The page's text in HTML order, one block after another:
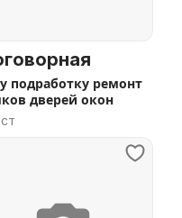
подработку ремонт
дверей окон